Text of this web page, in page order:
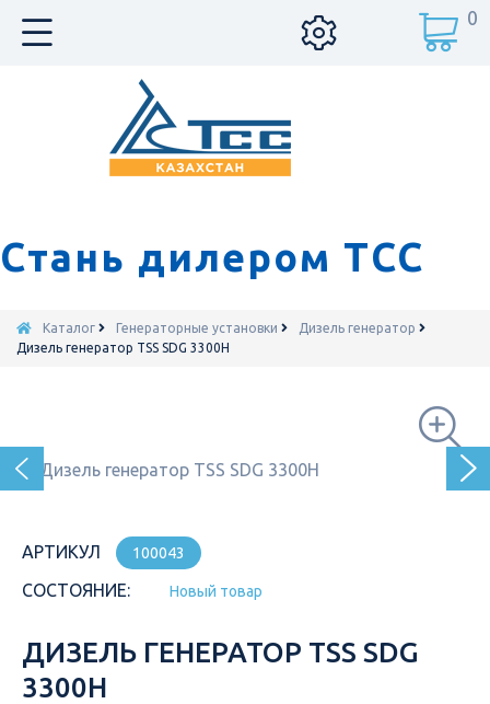
Стань дилером ТСС
0
Каталог Генераторные установки
Дизель генератор
Дизель генератор TSS SDG 3300H
АРТИКУЛ 100043
СОСТОЯНИЕ: Новый товар
ДИЗЕЛЬ ГЕНЕРАТОР TSS SDG
3300H